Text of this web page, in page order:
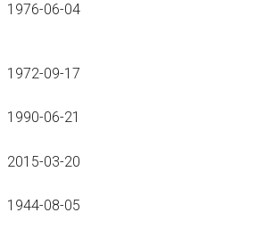
1976-06-04
1972-09-17
1990-06-21
2015-03-20
1944-08-05